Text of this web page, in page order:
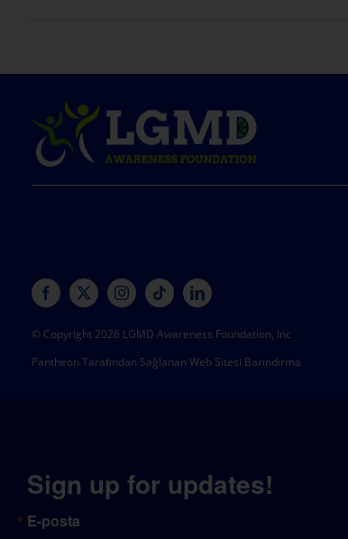
© Copyright 2026 LGMD Awareness Foundation, Inc
Pantheon Tarafından Sağlanan Web Sitesi Barındırma
Sign up for updates!
E-posta